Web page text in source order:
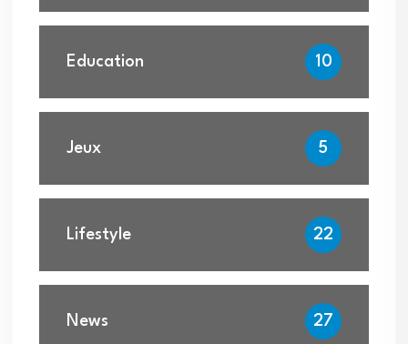
Education 10
Jeux 5
Lifestyle 22
News 27